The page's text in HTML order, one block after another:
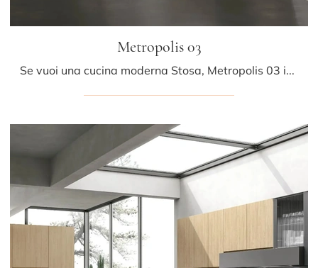
Metropolis 03
Se vuoi una cucina moderna Stosa, Metropolis 03 in legno ti attende nel nostro negozio di Cucine Moderne con penisola.